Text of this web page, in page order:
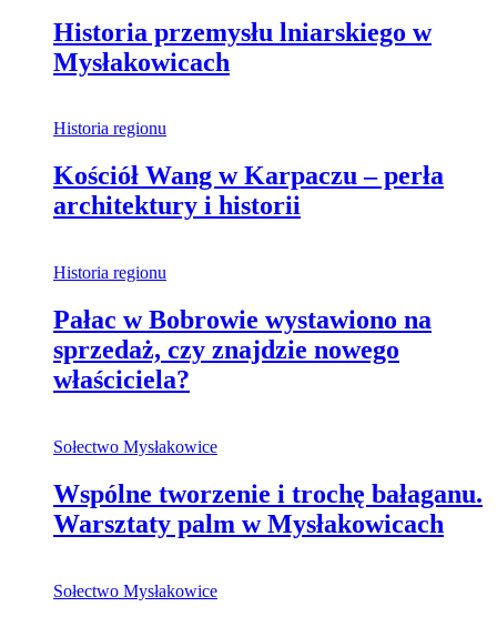
Historia przemysłu lniarskiego w
Mysłakowicach
Historia regionu
Kościół Wang w Karpaczu – perła
architektury i historii
Historia regionu
Pałac w Bobrowie wystawiono na
sprzedaż, czy znajdzie nowego
właściciela?
Sołectwo Mysłakowice
Wspólne tworzenie i trochę bałaganu.
Warsztaty palm w Mysłakowicach
Sołectwo Mysłakowice